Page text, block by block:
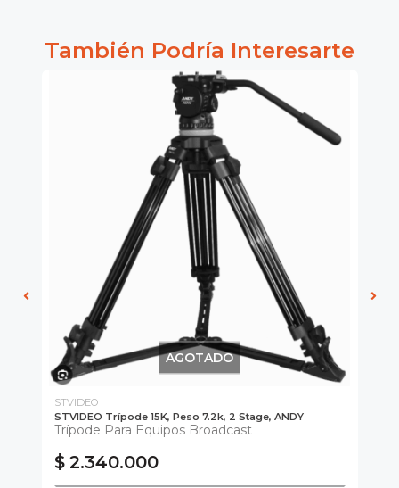
También Podría Interesarte
AGOTADO
STVIDEO
STVIDEO Trípode 15K, Peso 7.2k, 2 Stage, ANDY
Trípode Para Equipos Broadcast
$ 2.340.000